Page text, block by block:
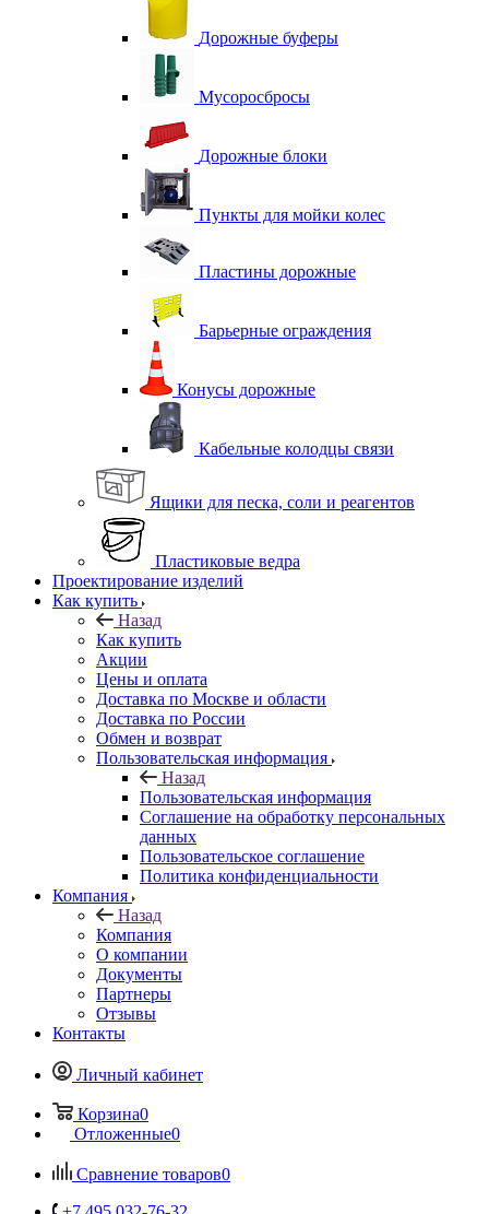
Дорожные буферы
Мусоросбросы
Дорожные блоки
Пункты для мойки колес
Пластины дорожные
Барьерные ограждения
Конусы дорожные
Кабельные колодцы связи
Ящики для песка, соли и реагентов
Пластиковые ведра
Проектирование изделий
Как купить
Назад
Как купить
Акции
Цены и оплата
Доставка по Москве и области
Доставка по России
Обмен и возврат
Пользовательская информация
Назад
Пользовательская информация
Соглашение на обработку персональных
данных
Пользовательское соглашение
Политика конфиденциальности
Компания
Назад
Компания
О компании
Документы
Партнеры
Отзывы
Контакты
Личный кабинет
Корзина0
Отложенные0
Сравнение товаров0